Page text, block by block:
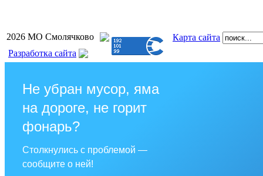
2026 МО Смолячково
Карта сайта
Разработка сайта
Не убран мусор, яма
на дороге, не горит
фонарь?
Столкнулись с проблемой —
сообщите о ней!